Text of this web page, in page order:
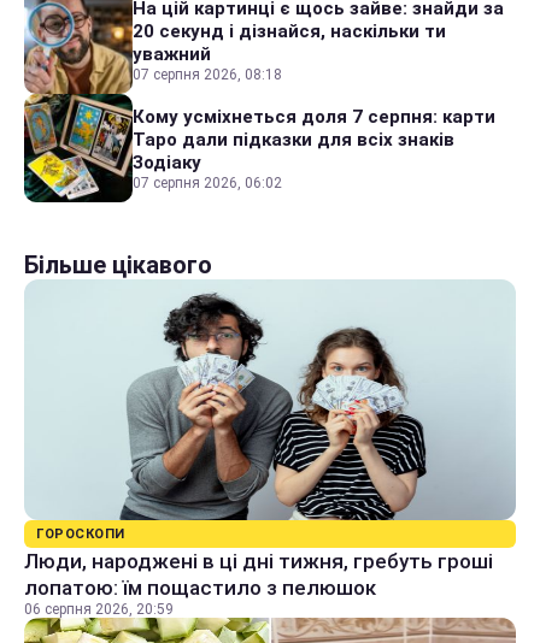
На цій картинці є щось зайве: знайди за
20 секунд і дізнайся, наскільки ти
уважний
07 серпня 2026, 08:18
Кому усміхнеться доля 7 серпня: карти
Таро дали підказки для всіх знаків
Зодіаку
07 серпня 2026, 06:02
Більше цікавого
ГОРОСКОПИ
Люди, народжені в ці дні тижня, гребуть гроші
лопатою: їм пощастило з пелюшок
06 серпня 2026, 20:59